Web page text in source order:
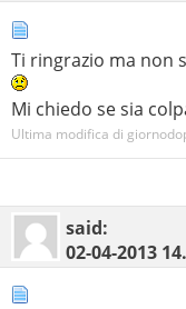
Ti ringrazio ma non
Mi chiedo se sia
Ultima modifica di
said:
02-04-2013